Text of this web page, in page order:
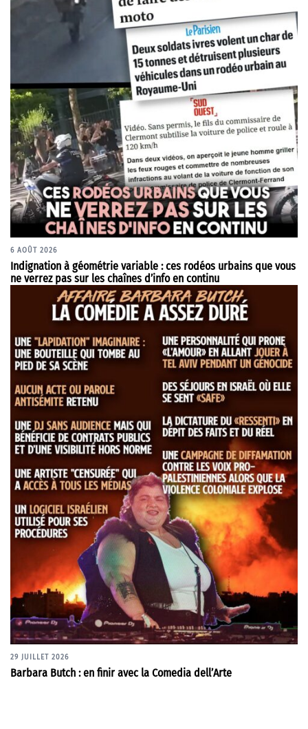
6 AOÛT 2026
Indignation à géométrie variable : ces rodéos urbains que vous
ne verrez pas sur les chaînes d’info en continu
29 JUILLET 2026
Barbara Butch : en finir avec la Comedia dell’Arte